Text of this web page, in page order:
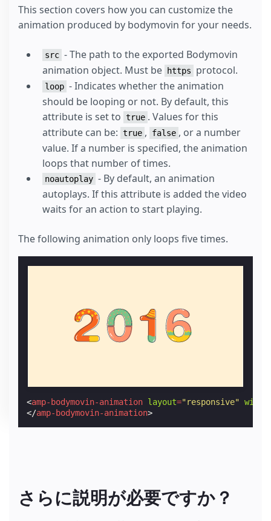
This section covers how you can customize the
animation produced by bodymovin for your needs.
src - The path to the exported Bodymovin
animation object. Must be
https protocol.
loop - Indicates whether the animation
should be looping or not. By default, this
attribute is set to true . Values for this
attribute can be: true , false , or a number
value. If a number is specified, the animation
loops that number of times.
noautoplay - By default, an animation
autoplays. If this attribute is added the video
waits for an action to start playing.
The following animation only loops five times.
<amp-bodymovin-animation layout="responsive" width
</amp-bodymovin-animation>
さらに説明が必要ですか？